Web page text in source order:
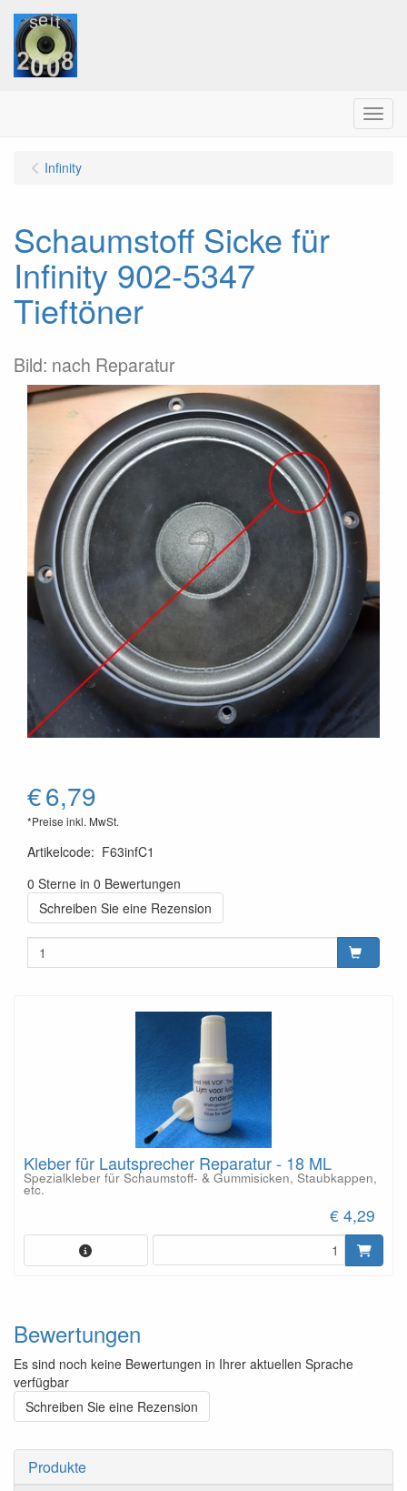
Menu
Produkte
Infinity
Schaumstoff Sicke für
Infinity 902-5347
Tieftöner
Bild: nach Reparatur
€6,79
*Preise inkl. MwSt.
Artikelcode: F63infC1
0 Sterne in 0 Bewertungen
Schreiben Sie eine Rezension
Kleber für Lautsprecher Reparatur - 18 ML
Spezialkleber für Schaumstoff- & Gummisicken, Staubkappen,
etc.
€ 4,29
Bewertungen
Es sind noch keine Bewertungen in Ihrer aktuellen Sprache
verfügbar
Schreiben Sie eine Rezension